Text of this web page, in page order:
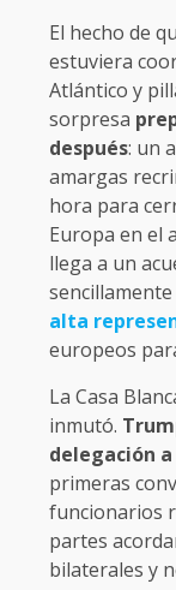
El hecho de
estuviera
Atlántico y
sorpresa
después: un
amargas
hora para
Europa en el
llega a un
alta
europeos
La Casa
inmutó.
delegación
primeras
funcionarios
partes
bilaterales y